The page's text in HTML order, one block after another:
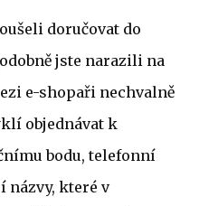
doručovat do
jste narazili na
e-shopaři nechvalně
objednávat k
bodu, telefonní
názvy, které v